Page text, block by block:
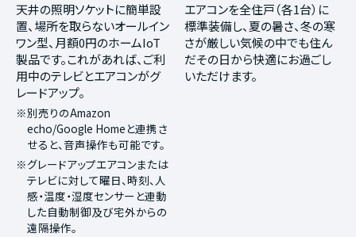
天井の照明ソケットに簡単設
置、場所を取らないオールイン
ワン型、月額0円のホームIoT
製品です。これがあれば、ご利
用中のテレビとエアコンがグ
レードアップ。
※別売りのAmazon
echo/Google Homeと連携さ
せると、音声操作も可能です。
※グレードアップエアコンまたは
テレビに対して曜日、時刻、人
感・温度・湿度センサーと連動
した自動制御及び宅外からの
遠隔操作。
エアコンを全住戸（各1台）に
標準装備し、夏の暑さ、冬の寒
さが厳しい気候の中でも住ん
だその日から快適にお過ごし
いただけます。